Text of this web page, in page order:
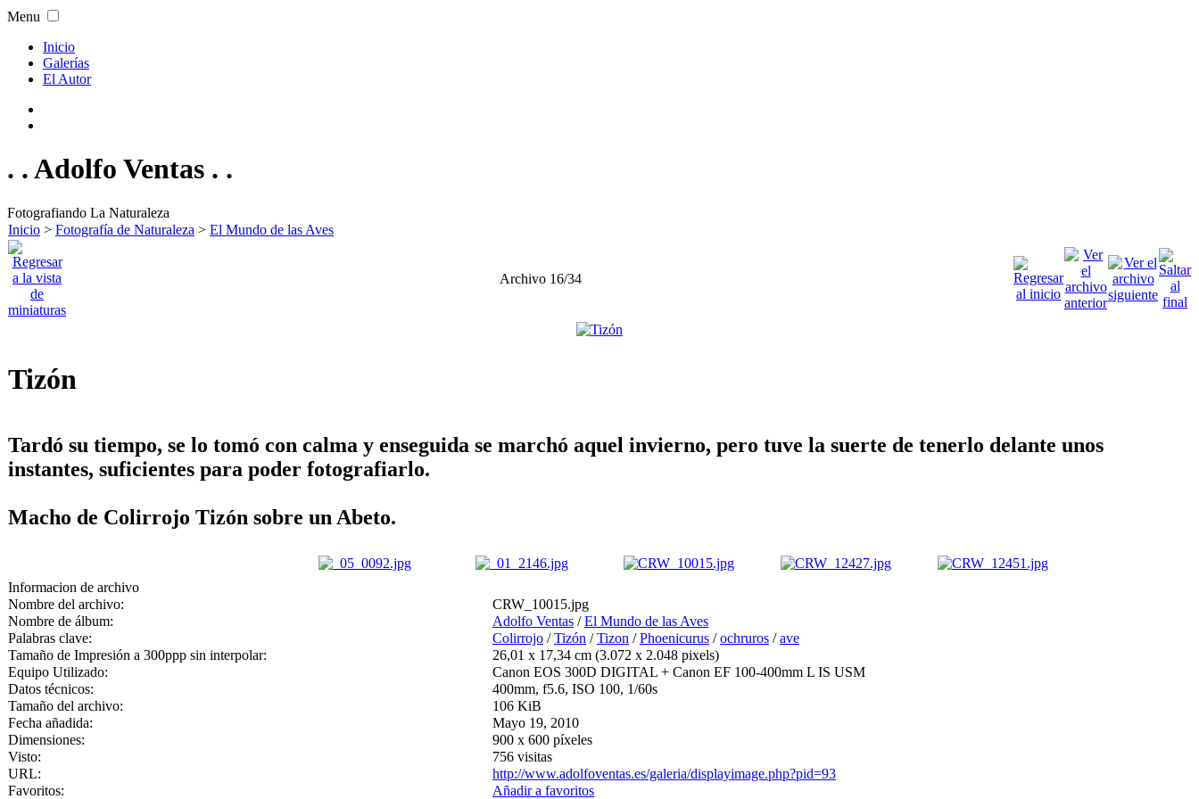
Menu
Inicio
Galerías
El Autor
. . Adolfo Ventas . .
Fotografiando La Naturaleza
Inicio > Fotografía de Naturaleza > El Mundo de las Aves
Archivo 16/34
Tizón
Tardó su tiempo, se lo tomó con calma y enseguida se marchó aquel invierno, pero tuve la suerte de tenerlo delante unos
instantes, suficientes para poder fotografiarlo.
Macho de Colirrojo Tizón sobre un Abeto.
Informacion de archivo
Nombre del archivo:
CRW_10015.jpg
Nombre de álbum:
Adolfo Ventas /El Mundo de las Aves
Palabras clave:
Colirrojo /Tizón /Tizon /Phoenicurus /ochruros /ave
Tamaño de Impresión a 300ppp sin interpolar:
26,01 x 17,34 cm (3.072 x 2.048 pixels)
Equipo Utilizado:
Canon EOS 300D DIGITAL + Canon EF 100-400mm L IS USM
Datos técnicos:
400mm, f5.6, ISO 100, 1/60s
Tamaño del archivo:
106 KiB
Fecha añadida:
Mayo 19, 2010
Dimensiones:
900 x 600 píxeles
Visto:
756 visitas
URL:
http://www.adolfoventas.es/galeria/displayimage.php?pid=93
Favoritos:
Añadir a favoritos